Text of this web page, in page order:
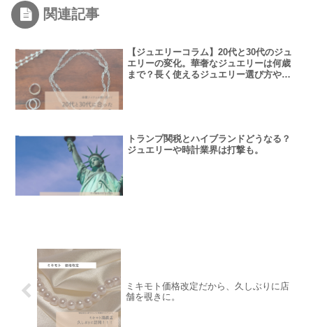
関連記事
【ジュエリーコラム】20代と30代のジュ
エリーの変化。華奢なジュエリーは何歳
まで？長く使えるジュエリー選び方や使
トランプ関税とハイブランドどうなる？
ジュエリーや時計業界は打撃も。
ミキモト価格改定だから、久しぶりに店
舗を覗きに。